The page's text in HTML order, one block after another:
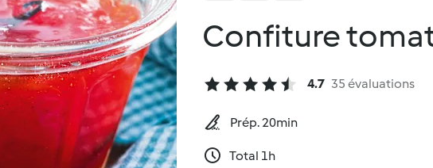
Confiture
4.7 35 évaluations
Prép. 20min
Total 1h